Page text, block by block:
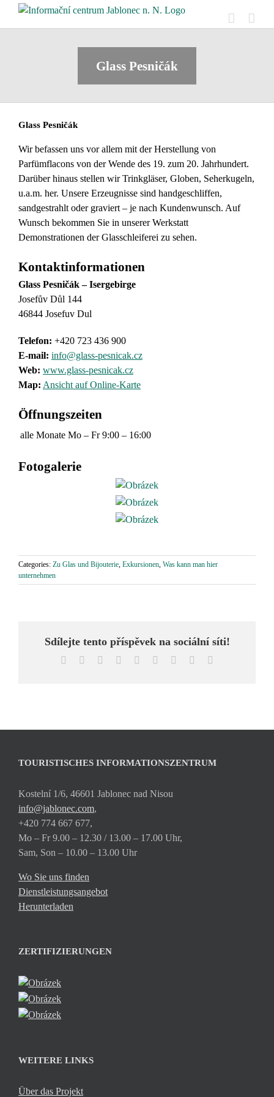
Glass Pesničák
Glass Pesničák
Wir befassen uns vor allem mit der Herstellung von
Parfümflacons von der Wende des 19. zum 20. Jahrhundert.
Darüber hinaus stellen wir Trinkgläser, Globen, Seherkugeln,
u.a.m. her. Unsere Erzeugnisse sind handgeschliffen,
sandgestrahlt oder graviert – je nach Kundenwunsch. Auf
Wunsch bekommen Sie in unserer Werkstatt
Demonstrationen der Glasschleiferei zu sehen.
Kontaktinformationen
Glass Pesničák – Isergebirge
Josefův Důl 144
46844 Josefuv Dul
Telefon: +420 723 436 900
E-mail: info@glass-pesnicak.cz
Web: www.glass-pesnicak.cz
Map: Ansicht auf Online-Karte
Öffnungszeiten
alle Monate Mo – Fr 9:00 – 16:00
Fotogalerie
Categories: Zu Glas und Bijouterie Exkursionen Was kann man hier
unternehmen
Sdílejte tento příspěvek na sociální síti!
Facebook Reddit LinkedInWhatsApp
TumblrPinterest
TOURISTISCHES INFORMATIONSZENTRUM
Kostelní 1/6, 46601 Jablonec nad Nisou
info@jablonec.com,
+420 774 667 677,
Mo – Fr 9.00 – 12.30 / 13.00 – 17.00 Uhr,
Sam, Son – 10.00 – 13.00 Uhr
Wo Sie uns finden
Dienstleistungsangebot
Herunterladen
ZERTIFIZIERUNGEN
WEITERE LINKS
Über das Projekt